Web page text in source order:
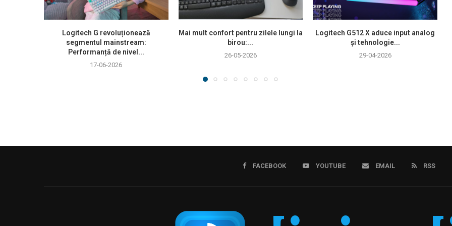
Logitech G revoluționează
segmentul mainstream:
Performanță de nivel...
17-06-2026
Mai mult confort pentru zilele lungi la
birou:...
26-05-2026
Logitech G512 X aduce input analog
și tehnologie...
29-04-2026
FACEBOOK YOUTUBE EMAIL RSS